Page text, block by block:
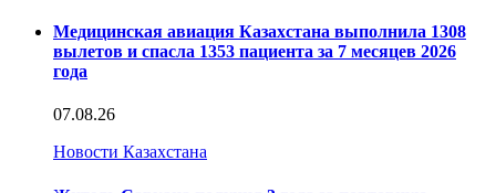
Медицинская авиация Казахстана выполнила 1308
вылетов и спасла 1353 пациента за 7 месяцев 2026
года
07.08.26
Новости Казахстана